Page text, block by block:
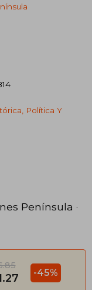
Política Y
Península ·
-45%